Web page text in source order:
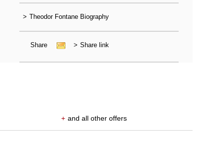
> Theodor Fontane Biography
Share > Share link
+ and all other offers